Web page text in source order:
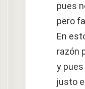
pues
pero
En
razón
y
justo